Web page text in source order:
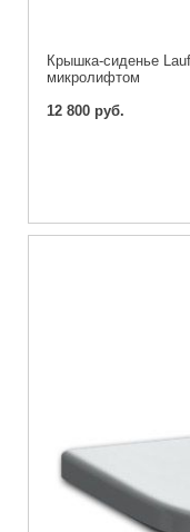
Крышка-сиденье
микролифтом
12 800 руб.